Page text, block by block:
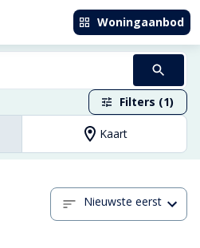
Woningaanbod
Filters (1)
Kaart
Nieuwste eerst